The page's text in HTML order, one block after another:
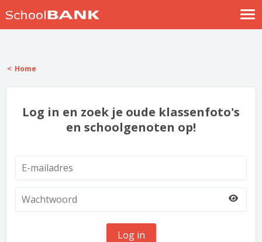
Help
Home
Log in en zoek je oude klassenfoto's
en schoolgenoten op!
Log in